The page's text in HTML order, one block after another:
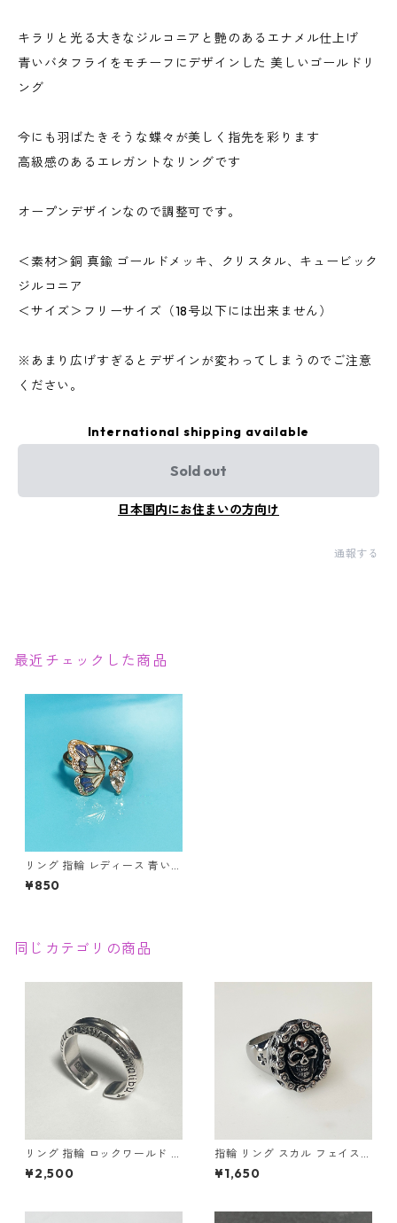
キラリと光る大きなジルコニアと艶のあるエナメル仕上げ
青いバタフライをモチーフにデザインした 美しいゴールドリ
ング
今にも羽ばたきそうな蝶々が美しく指先を彩ります
高級感のあるエレガントなリングです
オープンデザインなので調整可です。
＜素材＞銅 真鍮 ゴールドメッキ、クリスタル、キュービック
ジルコニア
＜サイズ＞フリーサイズ（18号以下には出来ません）
※あまり広げすぎるとデザインが変わってしまうのでご注意
ください。
International shipping available
Sold out
日本国内にお住まいの方向け
通報する
最近チェックした商品
リング 指輪 レディース 青い蝶
の羽 蝶々 蝶 バタフライ ブル
ー クリスタル CZ ジルコニア
¥850
同じカテゴリの商品
リング 指輪 ロックワールド パ
ンク ロック レタリング 鏡面
ユニセックス
¥2,500
指輪 リング スカル フェイスチ
ェーン ドクロ 髑髏 パンク ロ
ック クロス メンズアクセサリ
¥1,650